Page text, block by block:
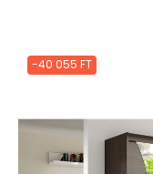
-40 055 FT